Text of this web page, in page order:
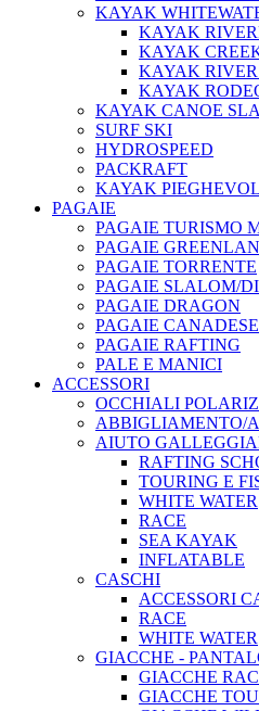
KAYAK
KAYAK
KAYAK
KAYAK
KAYAK
KAYAK CANOE
SURF SKI
HYDROSPEED
PACKRAFT
KAYAK
PAGAIE
PAGAIE TURISMO
PAGAIE
PAGAIE TORRENTE
PAGAIE SLALOM/
PAGAIE DRAGON
PAGAIE CANADESE
PAGAIE RAFTING
PALE E MANICI
ACCESSORI
OCCHIALI
ABBIGLIAMENTO/
AIUTO
RAFTING
TOURING E
WHITE WATER
RACE
SEA KAYAK
INFLATABLE
CASCHI
ACCESSORI
RACE
WHITE WATER
GIACCHE -
GIACCHE
GIACCHE